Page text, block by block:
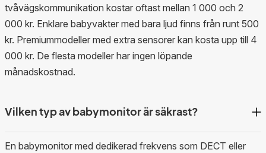
tvåvägskommunikation kostar oftast mellan 1 000 och 2
000 kr. Enklare babyvakter med bara ljud finns från runt 500
kr. Premiummodeller med extra sensorer kan kosta upp till 4
000 kr. De flesta modeller har ingen löpande
månadskostnad.
Vilken typ av babymonitor är säkrast?
En babymonitor med dedikerad frekvens som DECT eller